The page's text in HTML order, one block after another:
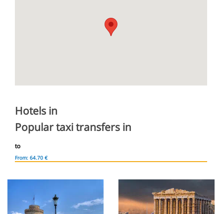
Hotels in
Popular taxi transfers in
to
From: 64.70 €